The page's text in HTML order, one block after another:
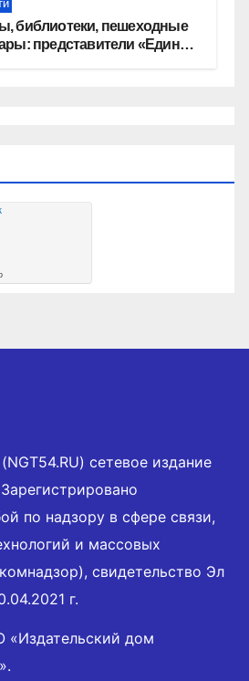
библиотеки, пешеходные
представители «Единой
сетевое издание
по надзору в сфере связи,
и массовых
свидетельство Эл
г.
«Издательский дом